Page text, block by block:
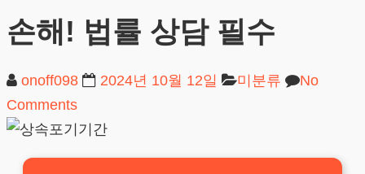
손해! 법률 상담 필수
onoff098 2024년 10월 12일 미분류
No
Comments